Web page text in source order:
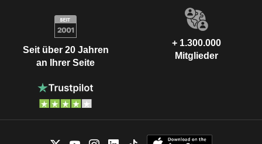
Seit über 20 Jahren
an Ihrer Seite
+ 1.300.000
Mitglieder